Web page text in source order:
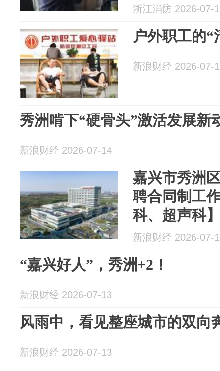
浙江消防 2026-07-
户外职工的“
新浪财经 2026-07-
秀洲啃下“硬骨头”激活发展新
新浪财经 2026-07-14
嘉兴市秀洲
聘合同制工
科、超声科
新浪财经 2026-07-
“嘉兴好人”，秀洲+2！
新浪财经 2026-07-13
风雨中，看见整座城市的双向
新浪财经 2026-07-13